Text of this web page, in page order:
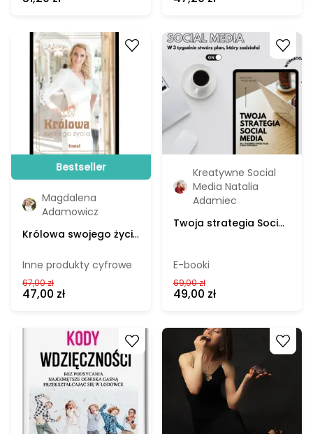
Go to product
Bestseller
Magdalena
Adamowicz
Królowa swojego życia
Adamowicz; karty
mocy
Inne produkty cyfrowe
67,00 zł
47,00 zł
Go to product
Kreatywne Social
Media Natalia
Adamiec
Twoja strategia Social
zadziała! – Natalia
Adamiec, e-book
E-booki
69,00 zł
49,00 zł
Go to product Go to product